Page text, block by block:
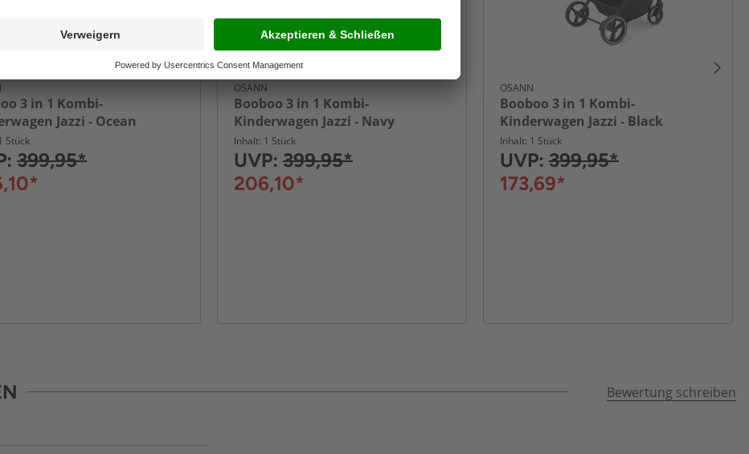
3 in 1 Kombi-
Jazzi - Ocean
Stück
399,95*
OSANN
Booboo 3 in 1 Kombi-
Kinderwagen Jazzi - Navy
Inhalt: 1 Stück
UVP: 399,95*
206,10*
OSANN
Booboo 3 in 1 Kombi-
Kinderwagen Jazzi - Black
Inhalt: 1 Stück
UVP: 399,95*
173,69*
Bewertung schreiben